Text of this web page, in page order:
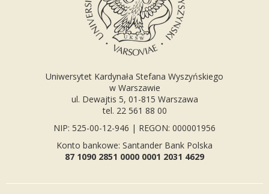
Uniwersytet Kardynała Stefana Wyszyńskiego
w Warszawie
ul. Dewajtis 5, 01-815 Warszawa
tel. 22 561 88 00
NIP: 525-00-12-946 | REGON: 000001956
Konto bankowe: Santander Bank Polska
87 1090 2851 0000 0001 2031 4629